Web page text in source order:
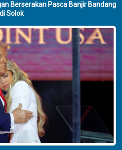
Berserakan Pasca Banjir Bandang
di Solok